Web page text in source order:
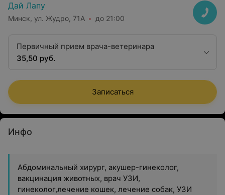
Дай Лапу
Минск, ул. Жудро, 71А до 21:00
Первичный прием врача-ветеринара
35,50 руб.
Записаться
Инфо
Абдоминальный хирург, акушер-гинеколог,
вакцинация животных, врач УЗИ,
гинеколог,лечение кошек, лечение собак, УЗИ